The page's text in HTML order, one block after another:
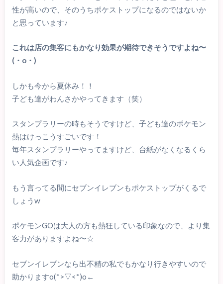
性が高いので、そのうちポケストップになるのではないか
と思っています♪
これは店の集客にもかなり効果が期待できそうですよね〜
(・o・)
しかも今から夏休み！！
子ども達がわんさかやってきます（笑）
スタンプラリーの時もそうですけど、子ども達のポケモン
熱はけっこうすごいです！
毎年スタンプラリーやってますけど、台紙がなくなるくら
い人気企画です♪
もう言ってる間にセブンイレブンもポケストップがくるで
しょうw
ポケモンGOは大人の方も熱狂している印象なので、より集
客力がありますよね〜☆
セブンイレブンなら出不精の私でもかなり行きやすいので
助かりますo(*>▽<*)o←